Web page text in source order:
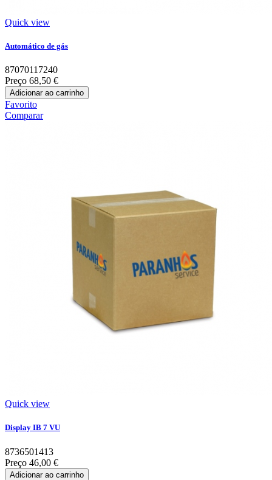
Quick view
Automático de gás
87070117240
Preço 68,50 €
Adicionar ao carrinho
Favorito
Comparar
Quick view
Display IB 7 VU
8736501413
Preço 46,00 €
Adicionar ao carrinho